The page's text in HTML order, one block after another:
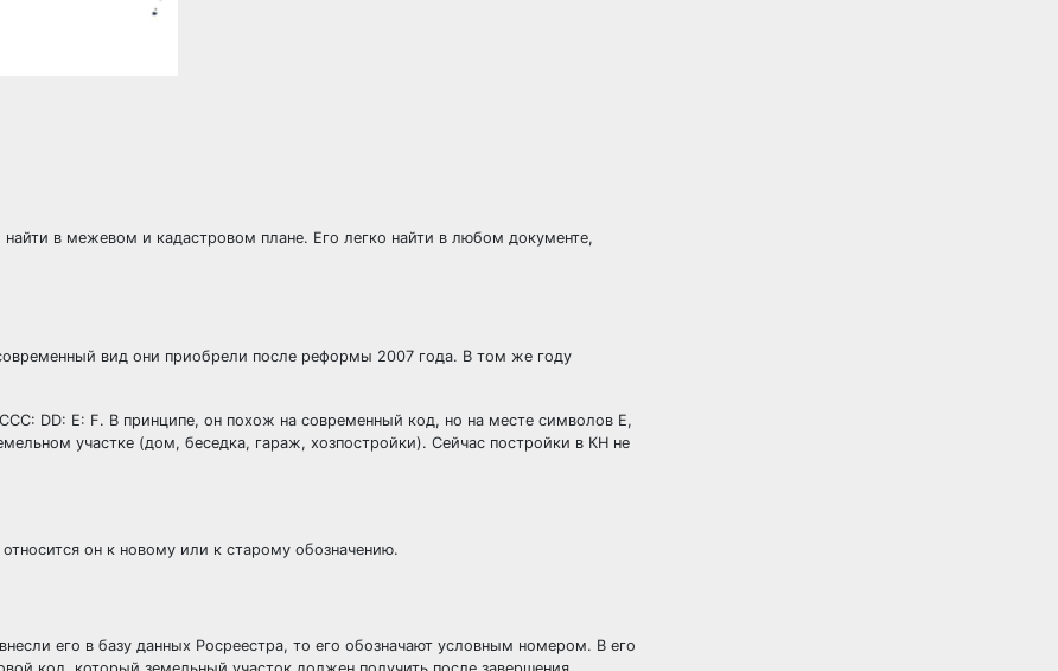
в межевом и кадастровом плане. Его легко найти в любом документе,
вид они приобрели после реформы 2007 года. В том же году
DD: E: F. В принципе, он похож на современный код, но на месте символов E,
участке (дом, беседка, гараж, хозпостройки). Сейчас постройки в КН не
он к новому или к старому обозначению.
его в базу данных Росреестра, то его обозначают условным номером. В его